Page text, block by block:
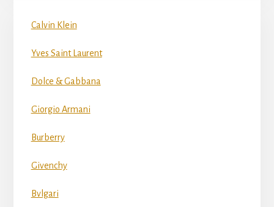
Calvin Klein
Yves Saint Laurent
Dolce & Gabbana
Giorgio Armani
Burberry
Givenchy
Bvlgari